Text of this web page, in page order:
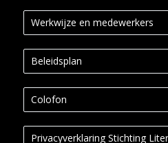
Werkwijze en medewerkers
Beleidsplan
Colofon
Privacyverklaring Stichting